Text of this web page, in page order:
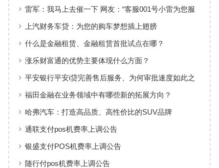
雷军：我马上去催一下 网友：“客服001号小雷为您服
务”
上汽财务车贷：为您的购车梦想插上翅膀
什么是金融租赁、金融租赁首批试点在哪？
涨乐财富通的优势主要体现什么方面？
平安银行平安i贷完善售后服务、为何审批速度如此之
快
福田金融在业务领域中有哪些新的拓展方向？
哈弗汽车：打造高品质、高性价比的SUV品牌
通联支付pos机费率上调公告
银盛支付POS机费率上调公告
随行付pos机费率上调公告